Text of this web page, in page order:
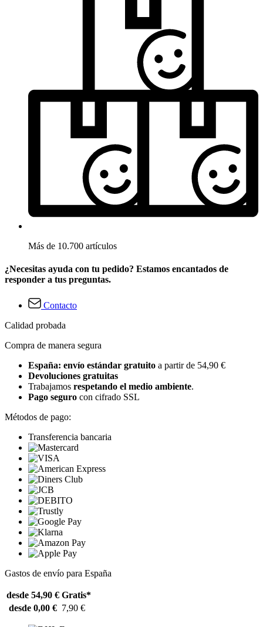
Más de 10.700 artículos
¿Necesitas ayuda con tu pedido? Estamos encantados de
responder a tus preguntas.
Contacto
Calidad probada
Compra de manera segura
España: envío estándar gratuito a partir de 54,90 €
Devoluciones gratuitas
Trabajamos respetando el medio ambiente.
Pago seguro con cifrado SSL
Métodos de pago:
Transferencia bancaria
Gastos de envío para España
desde 54,90 € Gratis*
desde 0,00 € 7,90 €